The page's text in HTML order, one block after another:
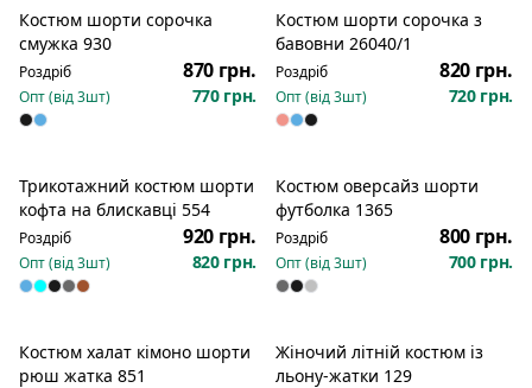
Костюм шорти сорочка
смужка 930
Роздріб 870 грн.
Опт (від3шт) 770 грн.
Костюм шорти сорочка з
бавовни 26040/1
Роздріб 820 грн.
Опт (від3шт) 720 грн.
Трикотажний костюм шорти
кофта на блискавці 554
Роздріб 920 грн.
Опт (від3шт) 820 грн.
Костюм оверсайз шорти
футболка 1365
Роздріб 800 грн.
Опт (від3шт) 700 грн.
Костюм халат кімоно шорти
рюш жатка 851
Жіночий літній костюм із
льону-жатки 129